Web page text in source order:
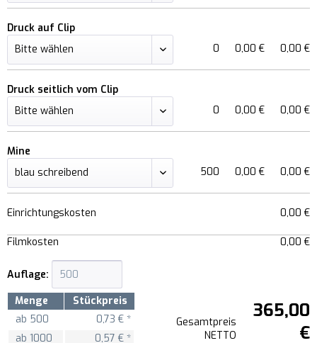
Druck auf Clip
0
0,00 € 0,00 €
Druck seitlich vom Clip
0
0,00 € 0,00 €
Mine
500
0,00 € 0,00 €
Einrichtungskosten 0,00 €
Filmkosten 0,00 €
Auflage:
Menge
Stückpreis
ab 500
0,73 € *
ab 1000
0,57 € *
Gesamtpreis
NETTO
365,00
€